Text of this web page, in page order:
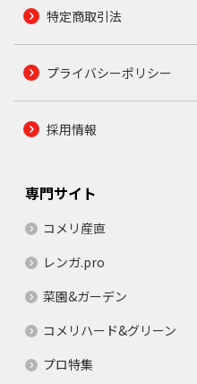
特定商取引法
プライバシーポリシー
採用情報
専門サイト
コメリ産直
レンガ.pro
菜園&ガーデン
コメリハード&グリーン
プロ特集